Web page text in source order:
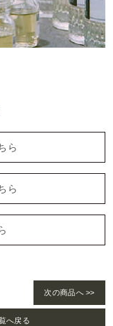
ら
ら
次の商品へ >>
へ戻る